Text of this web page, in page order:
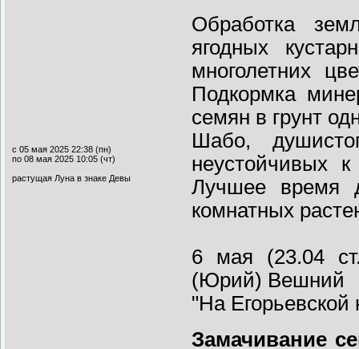
с 05 мая 2025 22:38 (пн)
по 08 мая 2025 10:05 (чт)
растущая Луна в знаке Девы
Обработка
ягодных
многолетних
Подкормка
семян в грунт
Шабо,
неустойчивых
Лучшее время
комнатных
6 мая (23.04
(Юрий) Вешний
"На Егорьевской
Замачивание